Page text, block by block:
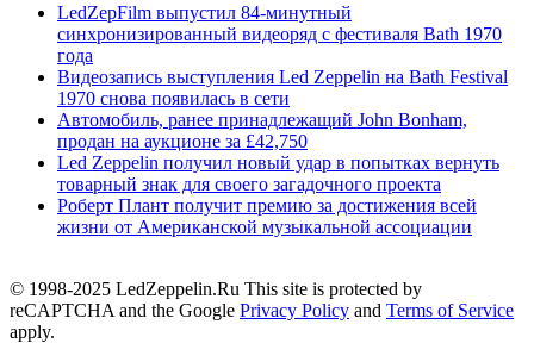
LedZepFilm выпустил 84-минутный
синхронизированный видеоряд с фестиваля Bath 1970
года
Видеозапись выступления Led Zeppelin на Bath Festival
1970 снова появилась в сети
Автомобиль, ранее принадлежащий John Bonham,
продан на аукционе за £42,750
Led Zeppelin получил новый удар в попытках вернуть
товарный знак для своего загадочного проекта
Роберт Плант получит премию за достижения всей
жизни от Американской музыкальной ассоциации
© 1998-2025 LedZeppelin.Ru This site is protected by
reCAPTCHA and the Google Privacy Policy and Terms of Service
apply.